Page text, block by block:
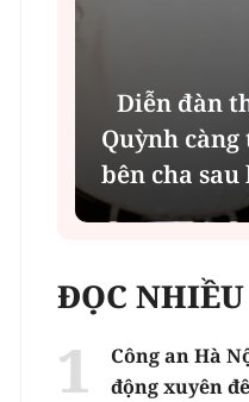
Phân tích
vụ
đồng
ĐỌC NHIỀU
Công an Hà
động xuyên